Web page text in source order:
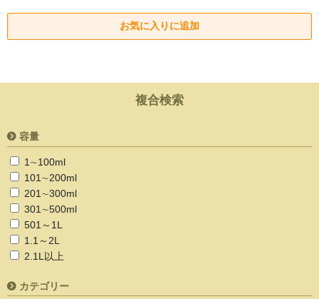
複合検索
容量
1∼100ml
101∼200ml
201∼300ml
301∼500ml
501～1L
1.1～2L
2.1L以上
カテゴリー